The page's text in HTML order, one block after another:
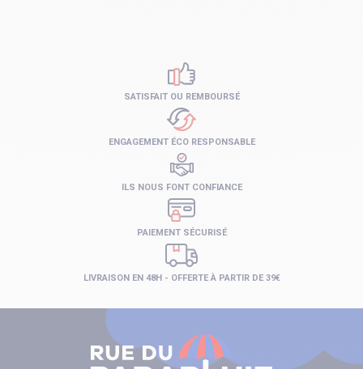
LIVRAISON EN 48H - OFFERTE À PARTIR DE 39€
PAIEMENT SÉCURISÉ
SATISFAIT OU REMBOURSÉ
ENGAGEMENT ÉCO RESPONSABLE
ILS NOUS FONT CONFIANCE